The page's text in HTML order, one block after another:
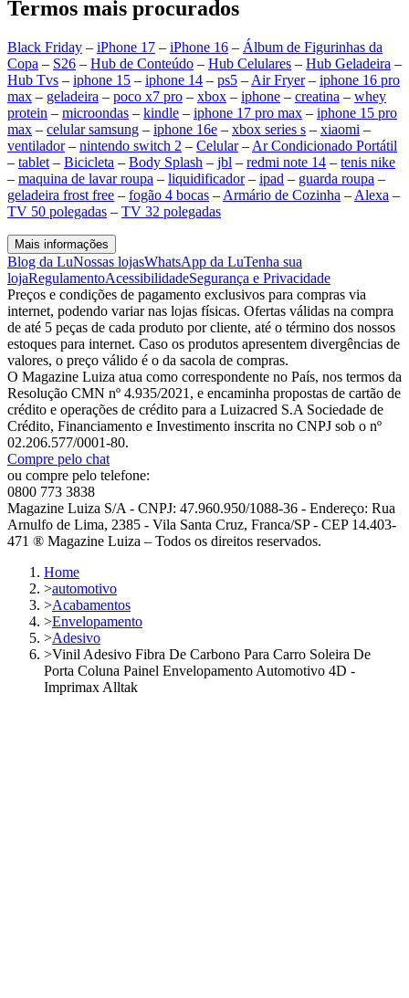
Termos mais procurados
Black Friday – iPhone 17 – iPhone 16 – Álbum de Figurinhas da
Copa – S26 – Hub de Conteúdo – Hub Celulares – Hub Geladeira –
Hub Tvs – iphone 15 – iphone 14 – ps5 – Air Fryer– iphone 16 pro
max – geladeira – poco x7 pro – xbox – iphone – creatina – whey
protein – microondas – kindle – iphone 17 pro max – iphone 15 pro
max – celular samsung – iphone 16e – xbox series s – xiaomi –
ventilador– nintendo switch 2 – Celular– Ar Condicionado Portátil
– tablet – Bicicleta – Body Splash – jbl – redmi note 14 – tenis nike
– maquina de lavar roupa – liquidificador– ipad – guarda roupa –
geladeira frost free – fogão 4 bocas – Armário de Cozinha – Alexa –
TV 50 polegadas – TV 32 polegadas
Mais informações
Blog da LuNossas lojasWhatsApp da LuTenha sua
lojaRegulamentoAcessibilidadeSegurança e Privacidade
Preços e condições de pagamento exclusivos para compras via
internet, podendo variar nas lojas físicas. Ofertas válidas na compra
de até 5 peças de cada produto por cliente, até o término dos nossos
estoques para internet. Caso os produtos apresentem divergências de
valores, o preço válido é o da sacola de compras.
O Magazine Luiza atua como correspondente no País, nos termos da
Resolução CMN nº 4.935/2021, e encaminha propostas de cartão de
crédito e operações de crédito para a Luizacred S.A Sociedade de
Crédito, Financiamento e Investimento inscrita no CNPJ sob o nº
02.206.577/0001-80.
Compre pelo chat
ou compre pelo telefone:
0800 773 3838
Magazine Luiza S/A - CNPJ: 47.960.950/1088-36 - Endereço: Rua
Arnulfo de Lima, 2385 - Vila Santa Cruz, Franca/SP - CEP 14.403-
471 ® Magazine Luiza – Todos os direitos reservados.
Home
>automotivo
>Acabamentos
>Envelopamento
>Adesivo
>Vinil Adesivo Fibra De Carbono Para Carro Soleira De
Porta Coluna Painel Envelopamento Automotivo 4D -
Imprimax Alltak